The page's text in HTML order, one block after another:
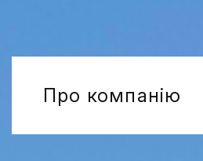
Про компанію